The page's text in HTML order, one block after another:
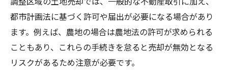
都市計画法に基づく許可や届出が必要になる場合があり
ます。例えば、農地の場合は農地法の許可が求められる
こともあり、これらの手続きを怠ると売却が無効となる
リスクがあるため注意が必要です。